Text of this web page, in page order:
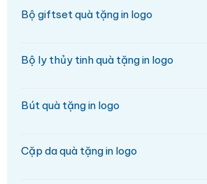
Bộ giftset quà tặng in logo
Bộ ly thủy tinh quà tặng in logo
Bút quà tặng in logo
Cặp da quà tặng in logo